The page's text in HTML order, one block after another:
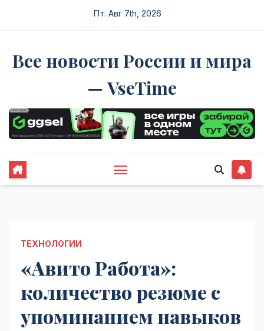
Пт. Авг 7th, 2026
Все новости России и мира
— VseTime
ТЕХНОЛОГИИ
«Авито Работа»:
количество резюме с
упоминанием навыков